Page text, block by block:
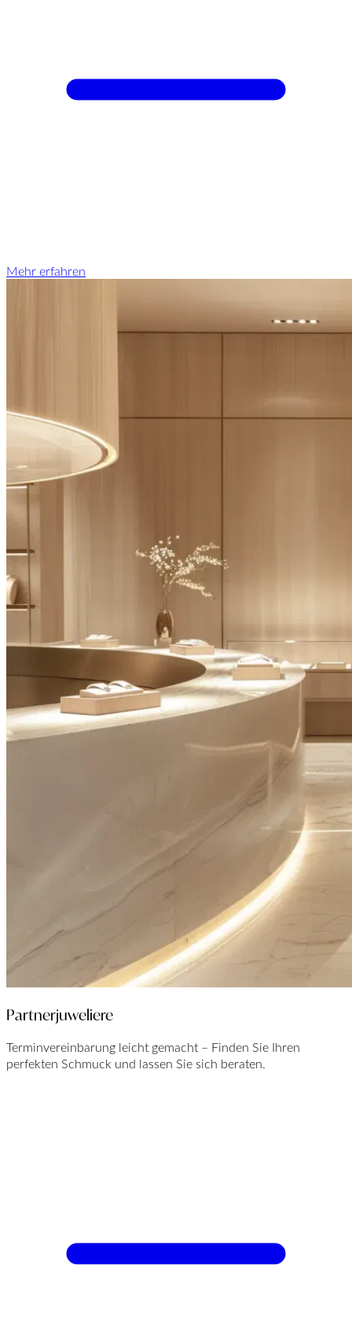
Mehr erfahren
Partnerjuweliere
Terminvereinbarung leicht gemacht – Finden Sie Ihren
perfekten Schmuck und lassen Sie sich beraten.